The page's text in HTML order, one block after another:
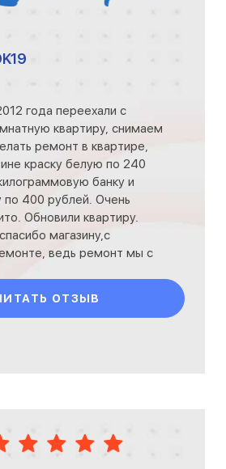
года переехали с
квартиру, снимаем
ремонт в квартире,
краску белую по 240
банку и
по 400 рублей. Очень
Обновили квартиру.
магазину,с
ведь ремонт мы с
ОТЗЫВ